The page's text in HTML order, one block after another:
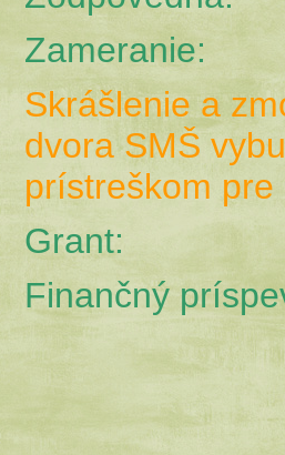
Zameranie:
Skrášlenie a
dvora SMŠ
prístreškom
Finančný prís